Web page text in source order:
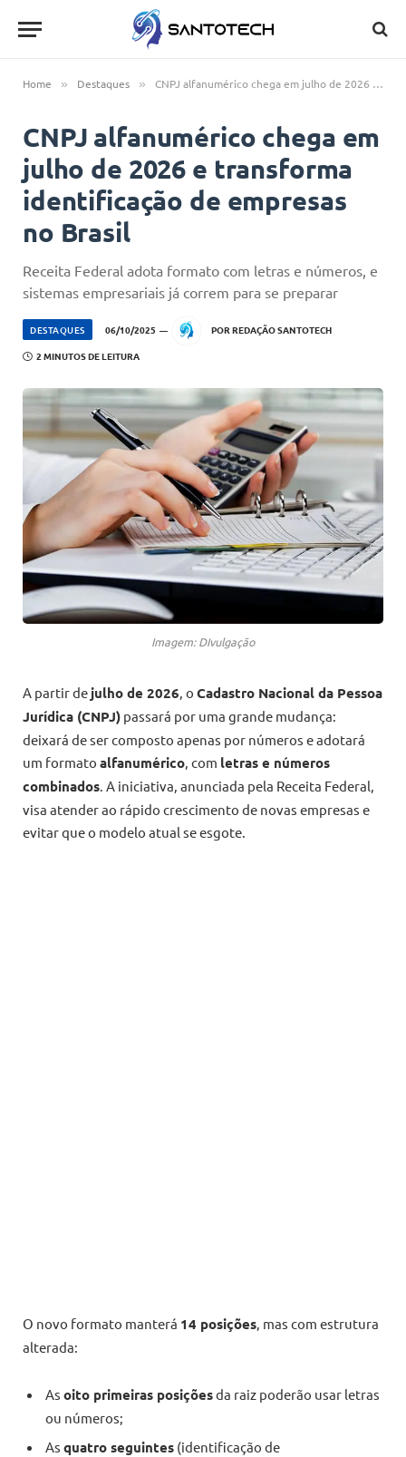
Home » Destaques » CNPJ alfanumérico chega em julho de 2026 e transforma identificação de empresas no Brasil
CNPJ alfanumérico chega em
julho de 2026 e transforma
identificação de empresas
no Brasil
Receita Federal adota formato com letras e números, e
sistemas empresariais já correm para se preparar
DESTAQUES 06/10/2025 POR REDAÇÃO SANTOTECH
2 MINUTOS DE LEITURA
Imagem: DIvulgação
A partir dejulho de 2026, o Cadastro Nacional da Pessoa
Jurídica (CNPJ) passará por uma grande mudança:
deixará de ser composto apenas por números e adotará
um formato alfanumérico, com letras e números
combinados. A iniciativa, anunciada pela Receita Federal,
visa atender ao rápido crescimento de novas empresas e
evitar que o modelo atual se esgote.
O novo formato manterá 14 posições, mas com estrutura
alterada:
As oito primeiras posiçõesda raiz poderão usar letras
ou números;
As quatro seguintes (identificação de